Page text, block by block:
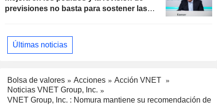
previsiones no basta para sostener las
Últimas noticias
Bolsa de valores Acciones
Acción VNET
Noticias VNET Group, Inc.
VNET Group, Inc. : Nomura mantiene su recomendación de